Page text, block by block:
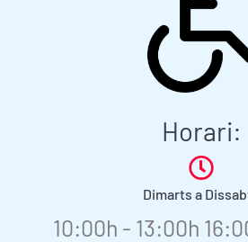
Horari:
Dimarts a
10:00h - 13:00h